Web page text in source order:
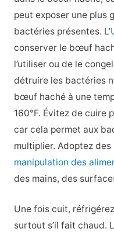
peut exposer une plus
bactéries présentes. L’
conserver le bœuf
l’utiliser ou de le
détruire les bactéries
bœuf haché à une
160°F. Évitez de cuire
car cela permet aux
multiplier. Adoptez des
manipulation des
des mains, des
Une fois cuit,
surtout s’il fait chaud.